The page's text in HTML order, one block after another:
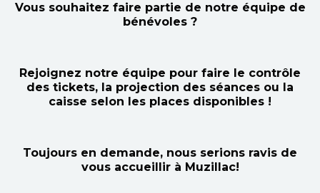
Vous souhaitez faire partie de notre équipe de
bénévoles ?
Rejoignez notre équipe pour faire le contrôle
des tickets, la projection des séances ou la
caisse selon les places disponibles !
Toujours en demande, nous serions ravis de
vous accueillir à Muzillac!